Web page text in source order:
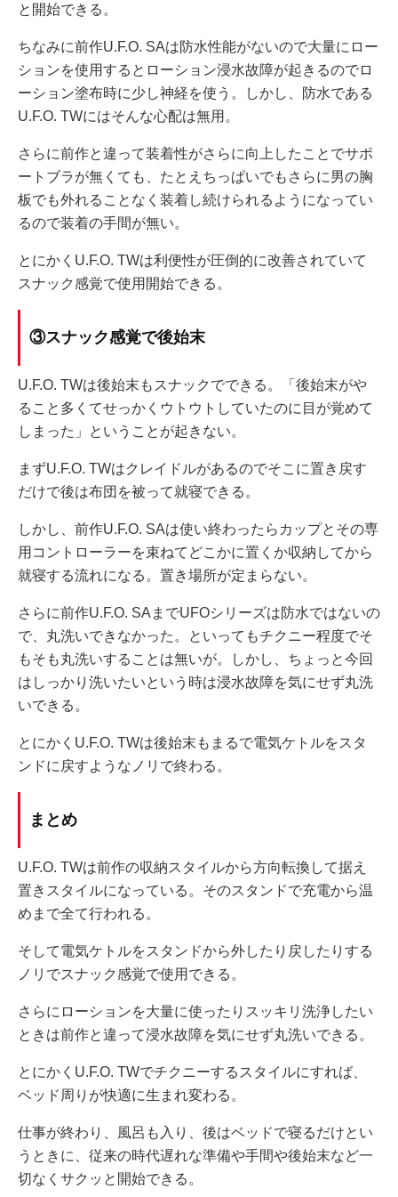
と開始できる。
ちなみに前作U.F.O. SAは防水性能がないので大量にロー
ションを使用するとローション浸水故障が起きるのでロ
ーション塗布時に少し神経を使う。しかし、防水である
U.F.O. TWにはそんな心配は無用。
さらに前作と違って装着性がさらに向上したことでサポ
ートブラが無くても、たとえちっぱいでもさらに男の胸
板でも外れることなく装着し続けられるようになってい
るので装着の手間が無い。
とにかくU.F.O. TWは利便性が圧倒的に改善されていて
スナック感覚で使用開始できる。
③スナック感覚で後始末
U.F.O. TWは後始末もスナックでできる。「後始末がや
ること多くてせっかくウトウトしていたのに目が覚めて
しまった」ということが起きない。
まずU.F.O. TWはクレイドルがあるのでそこに置き戻す
だけで後は布団を被って就寝できる。
しかし、前作U.F.O. SAは使い終わったらカップとその専
用コントローラーを束ねてどこかに置くか収納してから
就寝する流れになる。置き場所が定まらない。
さらに前作U.F.O. SAまでUFOシリーズは防水ではないの
で、丸洗いできなかった。といってもチクニー程度でそ
もそも丸洗いすることは無いが。しかし、ちょっと今回
はしっかり洗いたいという時は浸水故障を気にせず丸洗
いできる。
とにかくU.F.O. TWは後始末もまるで電気ケトルをスタ
ンドに戻すようなノリで終わる。
まとめ
U.F.O. TWは前作の収納スタイルから方向転換して据え
置きスタイルになっている。そのスタンドで充電から温
めまで全て行われる。
そして電気ケトルをスタンドから外したり戻したりする
ノリでスナック感覚で使用できる。
さらにローションを大量に使ったりスッキリ洗浄したい
ときは前作と違って浸水故障を気にせず丸洗いできる。
とにかくU.F.O. TWでチクニーするスタイルにすれば、
ベッド周りが快適に生まれ変わる。
仕事が終わり、風呂も入り、後はベッドで寝るだけとい
うときに、従来の時代遅れな準備や手間や後始末など一
切なくサクッと開始できる。